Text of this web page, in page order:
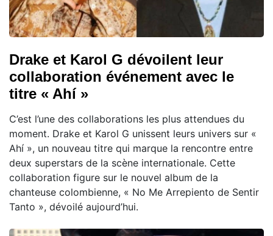
Drake et Karol G dévoilent leur
collaboration événement avec le
titre « Ahí »
C’est l’une des collaborations les plus attendues du
moment. Drake et Karol G unissent leurs univers sur «
Ahí », un nouveau titre qui marque la rencontre entre
deux superstars de la scène internationale. Cette
collaboration figure sur le nouvel album de la
chanteuse colombienne, « No Me Arrepiento de Sentir
Tanto », dévoilé aujourd’hui.